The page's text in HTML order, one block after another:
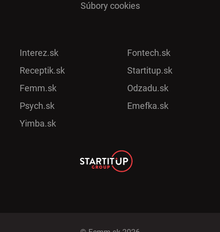
Súbory cookies
Interez.sk
Receptik.sk
Femm.sk
Psych.sk
Yimba.sk
Fontech.sk
Startitup.sk
Odzadu.sk
Emefka.sk